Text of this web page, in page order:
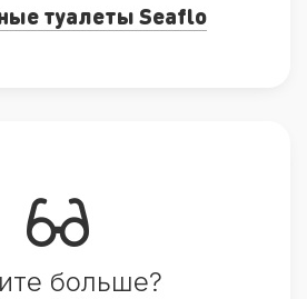
туалеты Seaflo
больше?